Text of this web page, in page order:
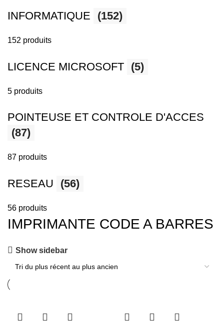
INFORMATIQUE (152)
152 produits
LICENCE MICROSOFT (5)
5 produits
POINTEUSE ET CONTROLE D'ACCES
(87)
87 produits
RESEAU (56)
56 produits
IMPRIMANTE CODE A BARRES
Show sidebar